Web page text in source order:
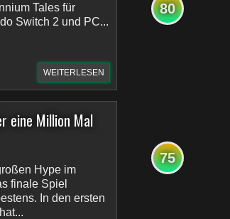
Tales für
Switch 2 und PC...
WEITERLESEN
eine Million Mal
Hype im
finale Spiel
In den ersten
80
75